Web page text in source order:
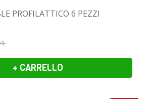
PROFILATTICO 6 PEZZI
+ CARRELLO